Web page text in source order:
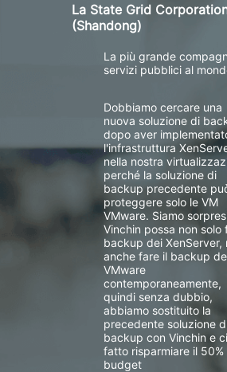
La State Grid
(Shandong)
La più grande
servizi pubblici al
Dobbiamo cercare una
nuova soluzione di
dopo aver
l'infrastruttura
nella nostra
perché la soluzione di
backup precedente
proteggere solo le VM
VMware. Siamo
Vinchin possa non solo
backup dei XenServer,
anche fare il backup
VMware
contemporaneamente,
quindi senza dubbio,
abbiamo sostituito la
precedente soluzione
backup con Vinchin e
fatto risparmiare il 50%
budget